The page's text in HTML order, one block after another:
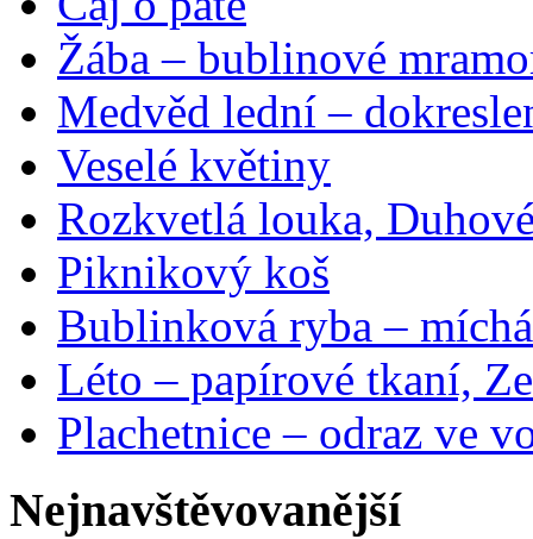
Žába – bublinové
Medvěd lední –
Veselé květiny
Rozkvetlá louka,
Piknikový koš
Bublinková ryba –
Léto – papírové tkaní,
Plachetnice – odraz ve
Nejnavštěvovanější